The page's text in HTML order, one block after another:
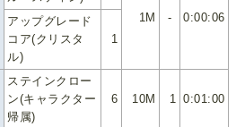
1M - 0:00:06
アップグレード
コア(クリスタ
ル)
1
ステインクロー
ン(キャラクター
帰属)
6 10M 1 0:01:00